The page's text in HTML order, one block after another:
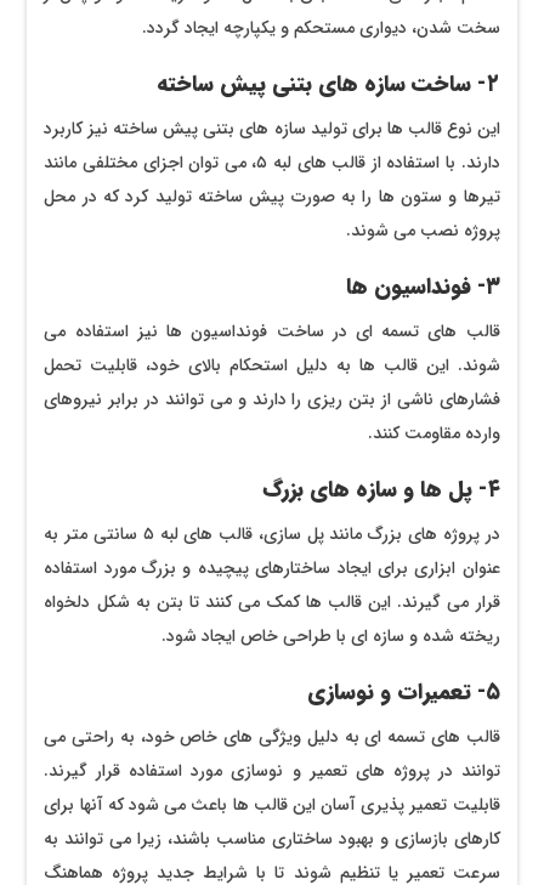
سخت شدن، دیواری مستحکم و یکپارچه ایجاد گردد.
۲- ساخت سازه‌ های بتنی پیش ‌ساخته
این نوع قالب‌ ها برای تولید سازه‌ های بتنی پیش‌ ساخته نیز کاربرد
دارند. با استفاده از قالب ‌های لبه ۵، می ‌توان اجزای مختلفی مانند
تیرها و ستون ‌ها را به صورت پیش ‌ساخته تولید کرد که در محل
پروژه نصب می‌ شوند.
۳- فونداسیون‌ ها
قالب ‌های تسمه ‌ای در ساخت فونداسیون ‌ها نیز استفاده می
‌شوند. این قالب‌ ها به دلیل استحکام بالای خود، قابلیت تحمل
فشارهای ناشی از بتن ‌ریزی را دارند و می ‌توانند در برابر نیروهای
وارده مقاومت کنند.
۴- پل‌ ها و سازه‌ های بزرگ
در پروژه‌ های بزرگ مانند پل‌ سازی، قالب ‌های لبه ۵ سانتی ‌متر به
عنوان ابزاری برای ایجاد ساختارهای پیچیده و بزرگ مورد استفاده
قرار می‌ گیرند. این قالب ‌ها کمک می‌ کنند تا بتن به شکل دلخواه
ریخته شده و سازه ‌ای با طراحی خاص ایجاد شود.
۵- تعمیرات و نوسازی
قالب ‌های تسمه ‌ای به دلیل ویژگی‌ های خاص خود، به راحتی می
‌توانند در پروژه‌ های تعمیر و نوسازی مورد استفاده قرار گیرند.
قابلیت تعمیر پذیری آسان این قالب‌ ها باعث می ‌شود که آنها برای
کارهای بازسازی و بهبود ساختاری مناسب باشند، زیرا می‌ توانند به
سرعت تعمیر یا تنظیم شوند تا با شرایط جدید پروژه هماهنگ